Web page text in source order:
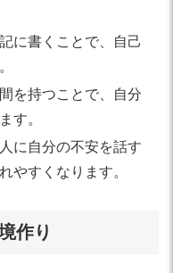
に書くことで、自己
を持つことで、自分
す。
に自分の不安を話す
やすくなります。
作り